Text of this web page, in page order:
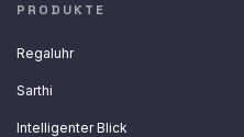
PRODUKTE
Regaluhr
Sarthi
Intelligenter Blick